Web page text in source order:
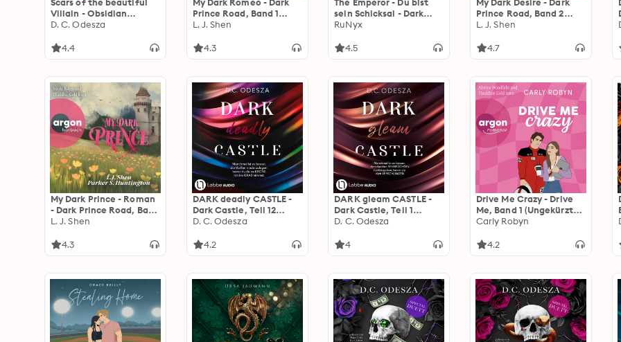
Villain - Obsidian
Villains, Band 1
D. C. Odesza
4.4
Prince Road, Band 1
(Ungekürzte Lesung)
L. J. Shen
4.3
sein Schicksal - Dark
Verse, Band 3
RuNyx
4.5
Prince Road, Band 2
(Ungekürzte Lesung)
L. J. Shen
4.7
My Dark Prince - Roman
- Dark Prince Road, Band
3 (Ungekürzte Lesung)
L. J. Shen
4.3
DARK deadly CASTLE -
Dark Castle, Teil 12
(Ungekürzt)
D. C. Odesza
4.2
DARK gleam CASTLE -
Dark Castle, Teil 1
(Ungekürzt)
D. C. Odesza
4
Drive Me Crazy - Drive
Me, Band 1 (Ungekürzte
Lesung)
Carly Robyn
4.2